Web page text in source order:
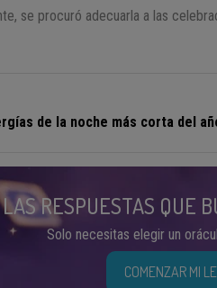
se procuró adecuarla a las
de la noche más corta del
LAS RESPUESTAS QUE
Solo necesitas elegir un
COMENZAR MI